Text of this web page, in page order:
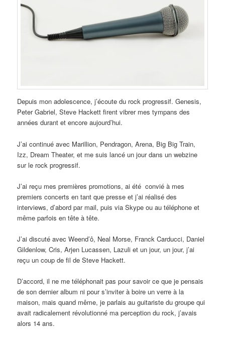
Depuis mon adolescence, j’écoute du rock progressif. Genesis,
Peter Gabriel, Steve Hackett firent vibrer mes tympans des
années durant et encore aujourd’hui.
J’ai continué avec Marillion, Pendragon, Arena, Big Big Train,
Izz, Dream Theater, et me suis lancé un jour dans un webzine
sur le rock progressif.
J’ai reçu mes premières promotions, ai été convié à mes
premiers concerts en tant que presse et j’ai réalisé des
interviews, d’abord par mail, puis via Skype ou au téléphone et
même parfois en tête à tête.
J’ai discuté avec Weend’ô, Neal Morse, Franck Carducci, Daniel
Gildenlow, Cris, Arjen Lucassen, Lazuli et un jour, un jour, j’ai
reçu un coup de fil de Steve Hackett.
D’accord, il ne me téléphonait pas pour savoir ce que je pensais
de son dernier album ni pour s’inviter à boire un verre à la
maison, mais quand même, je parlais au guitariste du groupe qui
avait radicalement révolutionné ma perception du rock, j’avais
alors 14 ans.